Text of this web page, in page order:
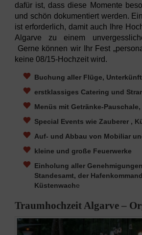
dafür ist, dass diese Momente
und schön dokumentiert werden.
ist erforderlich, damit auch Ihre
Algarve zu einem
Gerne können wir Ihr Fest
keine 08/15-Hochzeit wird.
Buchung aller Flüge,
erstklassiges Catering und
Menüs mit Getränke-
Special Events wie Zauberer ,
Auf- und Abbau von Mobiliar
kleine und große Feuerwerke
Einholung aller
Standesamt, der
Küstenwache
Traumhochzeit Algarve –